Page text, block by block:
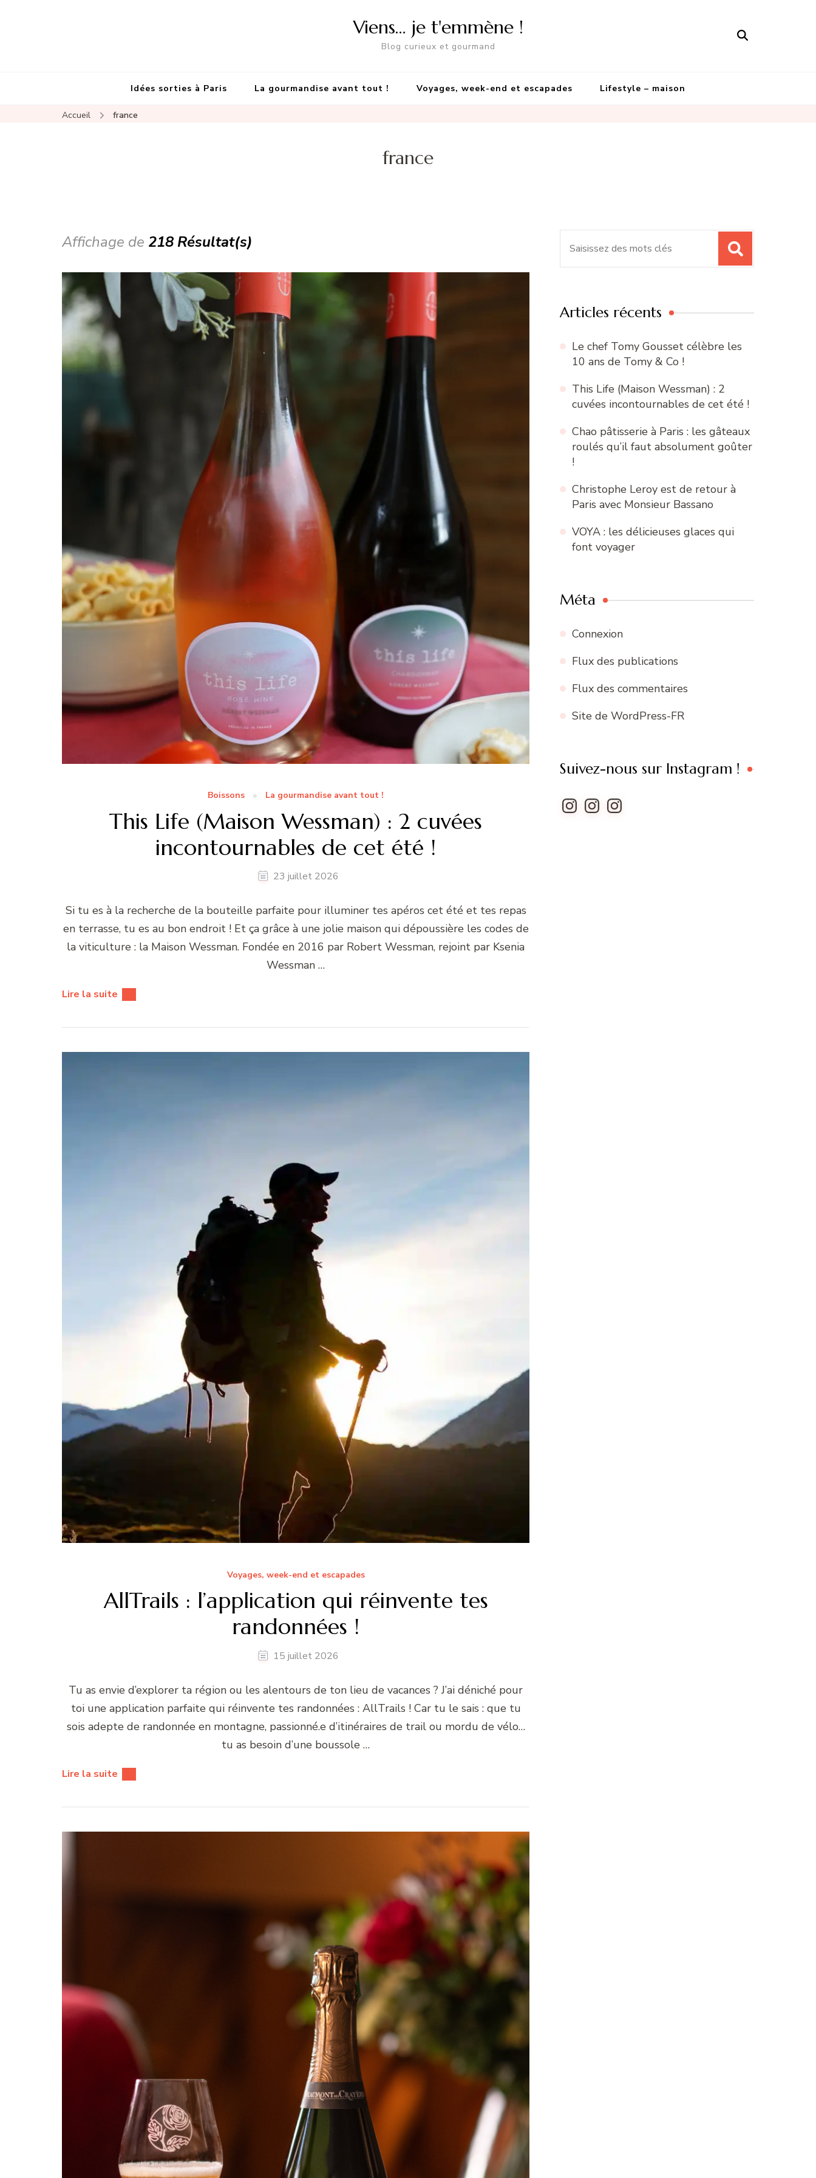
Viens… je t'emmène !
Blog curieux et gourmand
Idées sorties à Paris La gourmandise avant tout ! Voyages, week-end et escapades Lifestyle – maison
Accueil france
france
Affichage de 218 Résultat(s)
Boissons La gourmandise avant tout !
This Life (Maison Wessman) : 2 cuvées
incontournables de cet été !
23 juillet 2026
Si tu es à la recherche de la bouteille parfaite pour illuminer tes apéros cet été et tes repas
en terrasse, tu es au bon endroit ! Et ça grâce à une jolie maison qui dépoussière les codes de
la viticulture : la Maison Wessman. Fondée en 2016 par Robert Wessman, rejoint par Ksenia
Wessman …
Lire la suite
Voyages, week-end et escapades
AllTrails : l’application qui réinvente tes
randonnées !
15 juillet 2026
Tu as envie d’explorer ta région ou les alentours de ton lieu de vacances ? J’ai déniché pour
toi une application parfaite qui réinvente tes randonnées : AllTrails ! Car tu le sais : que tu
sois adepte de randonnée en montagne, passionné.e d’itinéraires de trail ou mordu de vélo…
tu as besoin d’une boussole …
Lire la suite
Articles récents
Le chef Tomy Gousset célèbre les
10 ans de Tomy & Co !
This Life (Maison Wessman) : 2
cuvées incontournables de cet été !
Chao pâtisserie à Paris : les gâteaux
roulés qu’il faut absolument goûter
!
Christophe Leroy est de retour à
Paris avec Monsieur Bassano
VOYA : les délicieuses glaces qui
font voyager
Méta
Connexion
Flux des publications
Flux des commentaires
Site de WordPress-FR
Suivez-nous sur Instagram !
Instagram
InstagramInstagram